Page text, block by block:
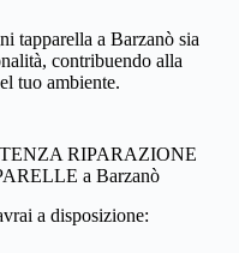
tapparella a Barzanò sia
contribuendo alla
tuo ambiente.
RIPARAZIONE
a Barzanò
a disposizione: